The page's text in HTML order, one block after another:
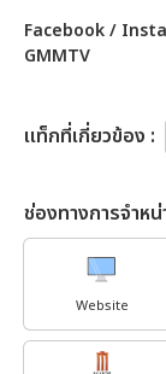
Facebook /
GMMTV
เเท็กที่เกี่ยวข้อง :
ช่องทางการจำหน่
Website